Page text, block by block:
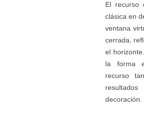
El recurso
clásica en
ventana
cerrada,
el
la forma
recurso
decoración.